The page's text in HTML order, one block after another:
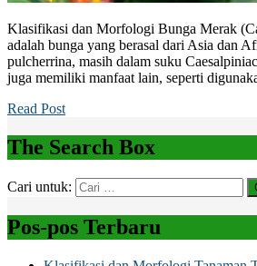
Klasifikasi dan Morfologi Bunga Merak
adalah bunga yang berasal dari Asia dan
pulcherrina, masih dalam suku
juga memiliki manfaat lain, seperti
Read Post
The Search Box
Cari untuk:
Pos-pos Terbaru